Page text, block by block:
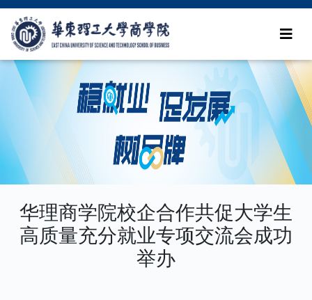
华理商学院校企合作共促大学生
高质量充分就业专项交流会成功
举办